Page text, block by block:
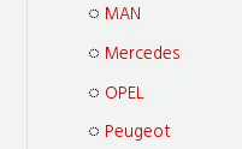
MAN
Mercedes
OPEL
Peugeot